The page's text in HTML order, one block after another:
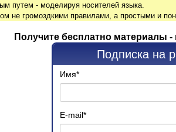
путем - моделируя носителей языка.
не громоздкими правилами, а простыми и
Получите бесплатно материалы
Подписка на
Имя*
E-mail*